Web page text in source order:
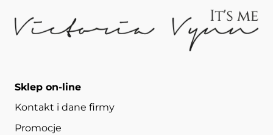
Sklep on-line
Kontakt i dane firmy
Promocje